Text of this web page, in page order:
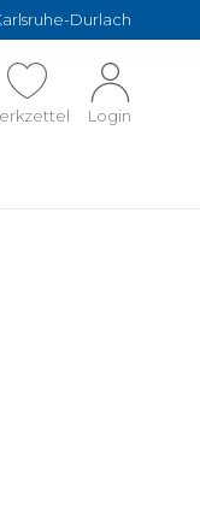
Durlach
Login